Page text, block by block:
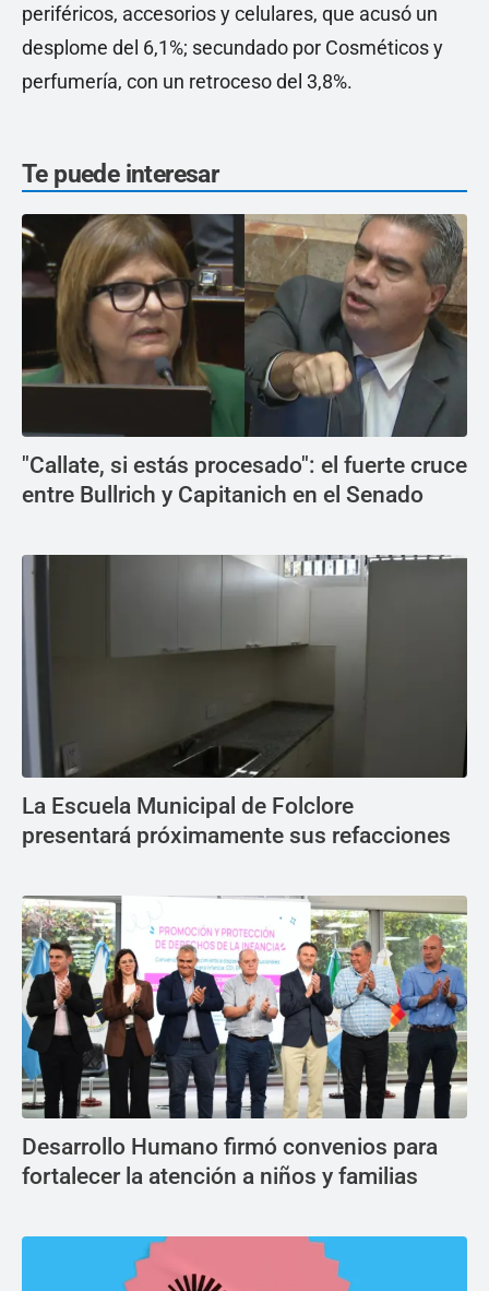
periféricos, accesorios y celulares, que acusó un
desplome del 6,1%; secundado por Cosméticos y
perfumería, con un retroceso del 3,8%.
Te puede interesar
"Callate, si estás procesado": el fuerte cruce
entre Bullrich y Capitanich en el Senado
La Escuela Municipal de Folclore
presentará próximamente sus refacciones
Desarrollo Humano firmó convenios para
fortalecer la atención a niños y familias